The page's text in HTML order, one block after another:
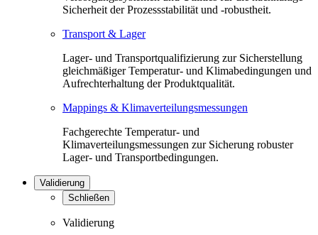
Sicherheit der Prozessstabilität und -robustheit.
Transport & Lager
Lager- und Transportqualifizierung zur Sicherstellung
gleichmäßiger Temperatur- und Klimabedingungen und
Aufrechterhaltung der Produktqualität.
Mappings & Klimaverteilungsmessungen
Fachgerechte Temperatur- und
Klimaverteilungsmessungen zur Sicherung robuster
Lager- und Transportbedingungen.
Validierung
Schließen
Validierung